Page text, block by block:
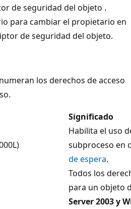
de seguridad del objeto .
para cambiar el propietario en
de seguridad del objeto.
los derechos de acceso
Significado
Habilita el uso
subproceso en
de espera.
Todos los
para un objeto
Server 2003 y